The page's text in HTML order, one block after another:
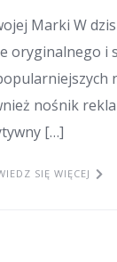
Marki W
oryginalnego i
nośnik
[…]
SIĘ WIĘCEJ